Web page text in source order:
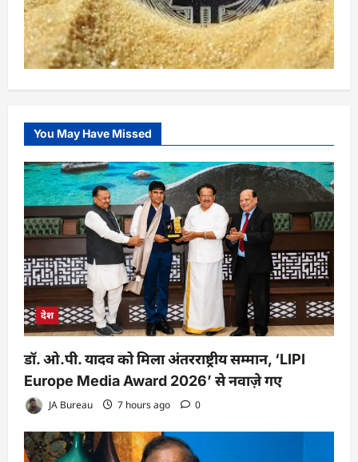
You May Have Missed
देश
डॉ. ओ.पी. यादव को मिला अंतरराष्ट्रीय सम्मान, ‘LIPI
Europe Media Award 2026’ से नवाज़े गए
JA Bureau 7 hours ago 0